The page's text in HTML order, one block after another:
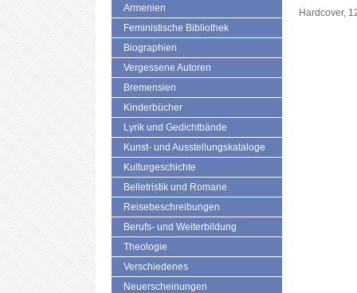
Armenien
Feministische Bibliothek
Biographien
Vergessene Autoren
Bremensien
Kinderbücher
Lyrik und Gedichtbände
Kunst- und Ausstellungskataloge
Kulturgeschichte
Belletristik und Romane
Reisebeschreibungen
Berufs- und Weiterbildung
Theologie
Verschiedenes
Neuerscheinungen
Hardcover,